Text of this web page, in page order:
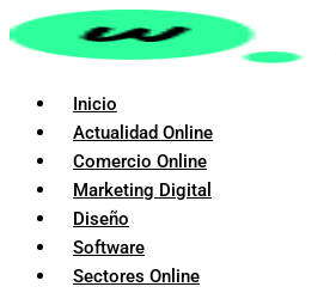
al
Inicio
Actualidad Online
Comercio Online
Marketing Digital
Diseño
Software
Sectores Online